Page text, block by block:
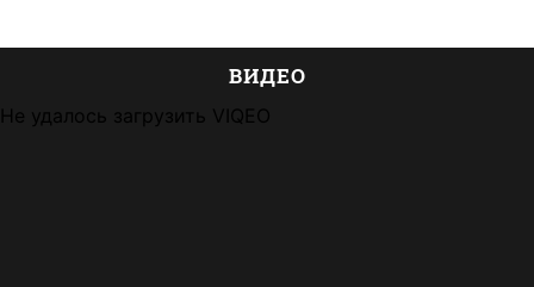
ВИДЕО
Не удалось загрузить VIQEO